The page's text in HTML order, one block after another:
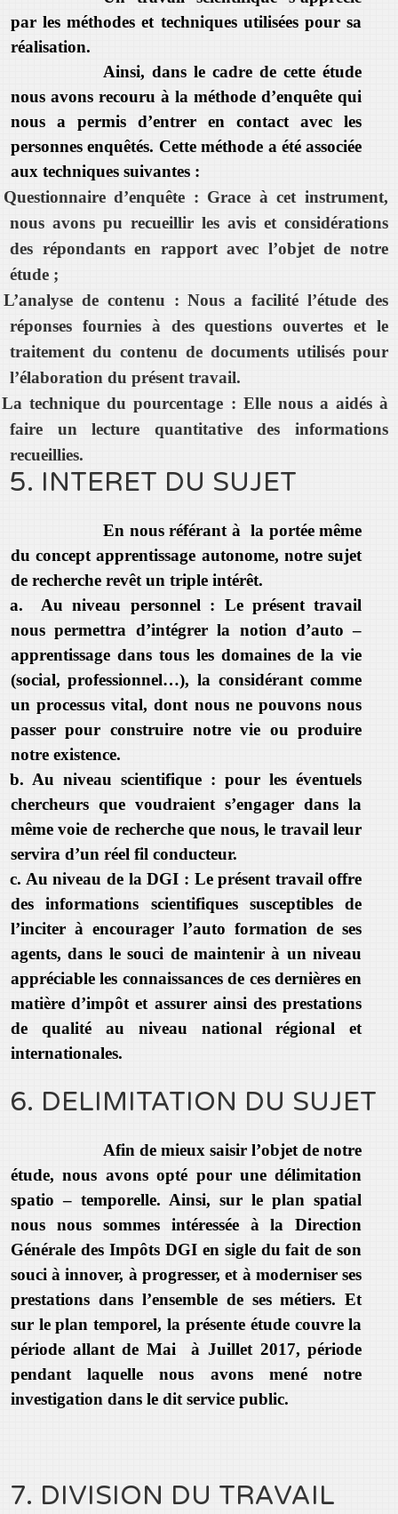
par les méthodes et techniques utilisées pour sa
réalisation.
Ainsi, dans le cadre de cette étude
nous avons recouru à la méthode d’enquête qui
nous a permis d’entrer en contact avec les
personnes enquêtés. Cette méthode a été associée
aux techniques suivantes :
Questionnaire d’enquête : Grace à cet instrument,
nous avons pu recueillir les avis et considérations
des répondants en rapport avec l’objet de notre
étude ;
L’analyse de contenu : Nous a facilité l’étude des
réponses fournies à des questions ouvertes et le
traitement du contenu de documents utilisés pour
l’élaboration du présent travail.
La technique du pourcentage : Elle nous a aidés à
faire un lecture quantitative des informations
recueillies.
5. INTERET DU SUJET
En nous référant à la portée même
du concept apprentissage autonome, notre sujet
de recherche revêt un triple intérêt.
a. Au niveau personnel : Le présent travail
nous permettra d’intégrer la notion d’auto –
apprentissage dans tous les domaines de la vie
(social, professionnel…), la considérant comme
un processus vital, dont nous ne pouvons nous
passer pour construire notre vie ou produire
notre existence.
b. Au niveau scientifique : pour les éventuels
chercheurs que voudraient s’engager dans la
même voie de recherche que nous, le travail leur
servira d’un réel fil conducteur.
c. Au niveau de la DGI : Le présent travail offre
des informations scientifiques susceptibles de
l’inciter à encourager l’auto formation de ses
agents, dans le souci de maintenir à un niveau
appréciable les connaissances de ces dernières en
matière d’impôt et assurer ainsi des prestations
de qualité au niveau national régional et
internationales.
6. DELIMITATION DU SUJET
Afin de mieux saisir l’objet de notre
étude, nous avons opté pour une délimitation
spatio – temporelle. Ainsi, sur le plan spatial
nous nous sommes intéressée à la Direction
Générale des Impôts DGI en sigle du fait de son
souci à innover, à progresser, et à moderniser ses
prestations dans l’ensemble de ses métiers. Et
sur le plan temporel, la présente étude couvre la
période allant de Mai à Juillet 2017, période
pendant laquelle nous avons mené notre
investigation dans le dit service public.
7. DIVISION DU TRAVAIL